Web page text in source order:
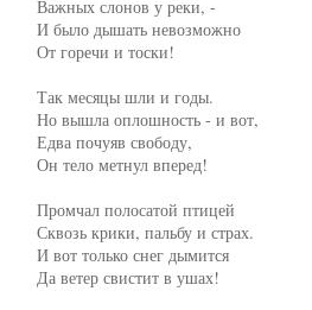
     Важных слонов у реки, -
     И было дышать невозможно
     От горечи и тоски!
     Так месяцы шли и годы.
     Но вышла оплошность - и вот,
     Едва почуяв свободу,
     Он тело метнул вперед!
     Промчал полосатой птицей
     Сквозь крики, пальбу и страх.
     И вот только снег дымится
     Да ветер свистит в ушах!